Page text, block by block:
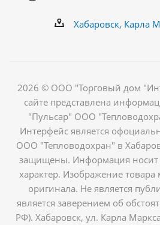
Хабаровск, Карла
2026 © ООО "Торговый дом
сайте представлена
"Пульсар" ООО
Интерфейс является
ООО "Тепловодохран" в
защищены. Информация
характер. Изображение товара
оригинала. Не является
является заверением об
РФ). Хабаровск, ул. Карла